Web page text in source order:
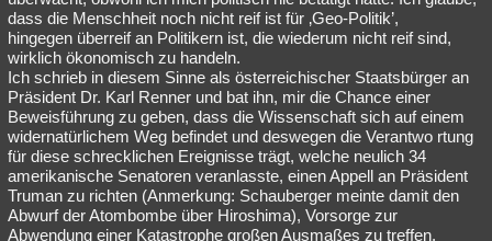
dass die Menschheit noch nicht reif ist für ‚Geo-Politik’,
hingegen überreif an Politikern ist, die wiederum nicht reif sind,
wirklich ökonomisch zu handeln.
Ich schrieb in diesem Sinne als österreichischer Staatsbürger an
Präsident Dr. Karl Renner und bat ihn, mir die Chance einer
Beweisführung zu geben, dass die Wissenschaft sich auf einem
widernatürlichem Weg befindet und deswegen die Verantwo rtung
für diese schrecklichen Ereignisse trägt, welche neulich 34
amerikanische Senatoren veranlasste, einen Appell an Präsident
Truman zu richten (Anmerkung: Schauberger meinte damit den
Abwurf der Atombombe über Hiroshima), Vorsorge zur
Abwendung einer Katastrophe großen Ausmaßes zu treffen.